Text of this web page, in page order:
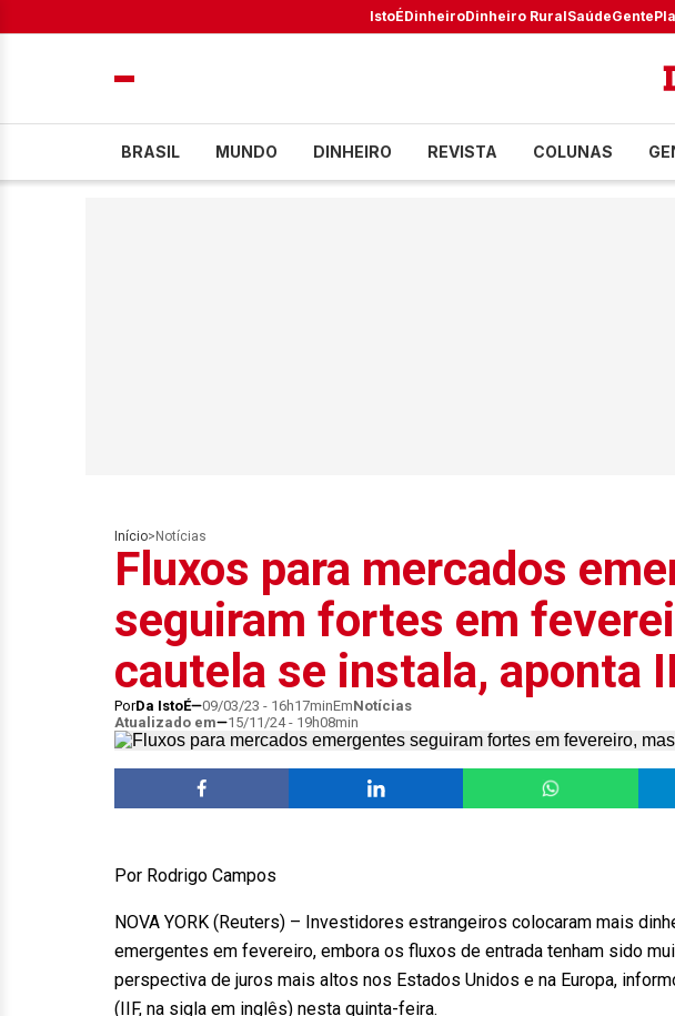
IstoÉDinheiroDinheiro RuralSaúdeGente
BRASIL MUNDO DINHEIRO REVISTA COLUNAS
Início> Notícias
Fluxos para mercados
seguiram fortes em
cautela se instala, aponta
PorDa IstoÉ 09/03/23 - 16h17minEmNotícias
Atualizado em
15/11/24 - 19h08min
Por Rodrigo Campos
NOVA YORK (Reuters) – Investidores estrangeiros colocaram mais
emergentes em fevereiro, embora os fluxos de entrada tenham sido
perspectiva de juros mais altos nos Estados Unidos e na Europa,
(IIF, na sigla em inglês) nesta quinta-feira.